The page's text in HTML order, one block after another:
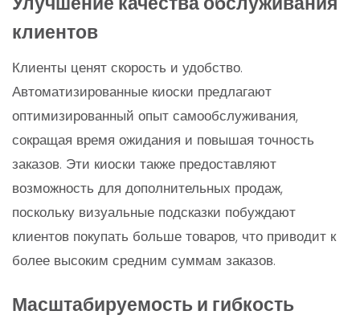
клиентов
Клиенты ценят скорость и удобство.
Автоматизированные киоски предлагают
оптимизированный опыт самообслуживания,
сокращая время ожидания и повышая точность
заказов. Эти киоски также предоставляют
возможность для дополнительных продаж,
поскольку визуальные подсказки побуждают
клиентов покупать больше товаров, что приводит к
более высоким средним суммам заказов.
Масштабируемость и гибкость